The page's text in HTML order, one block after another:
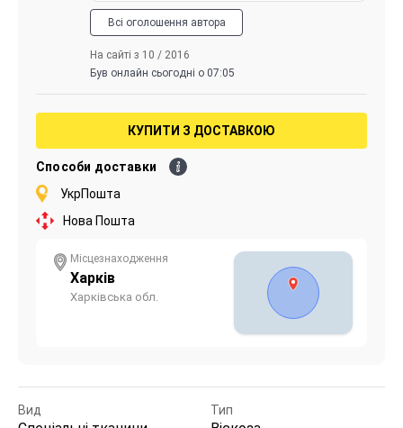
Всі оголошення автора
На сайті з 10 / 2016
Був онлайн сьогодні о 07:05
КУПИТИ З ДОСТАВКОЮ
Способи доставки
УкрПошта
Нова Пошта
Місцезнаходження
Харків
Харківська обл.
Вид Тип